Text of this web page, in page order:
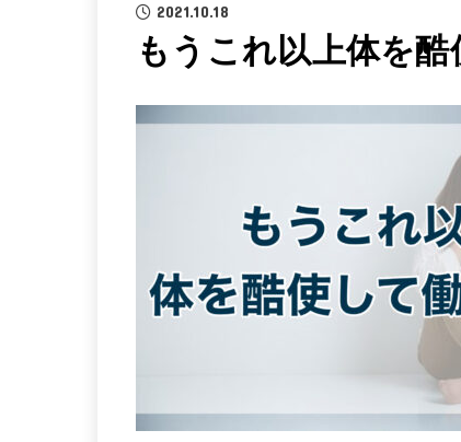
2021.10.18
もうこれ以上体を